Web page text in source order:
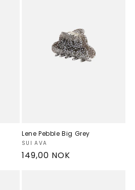
Lene Pebble Big Grey
Selger:
SUI AVA
Vanlig
149,00 NOK